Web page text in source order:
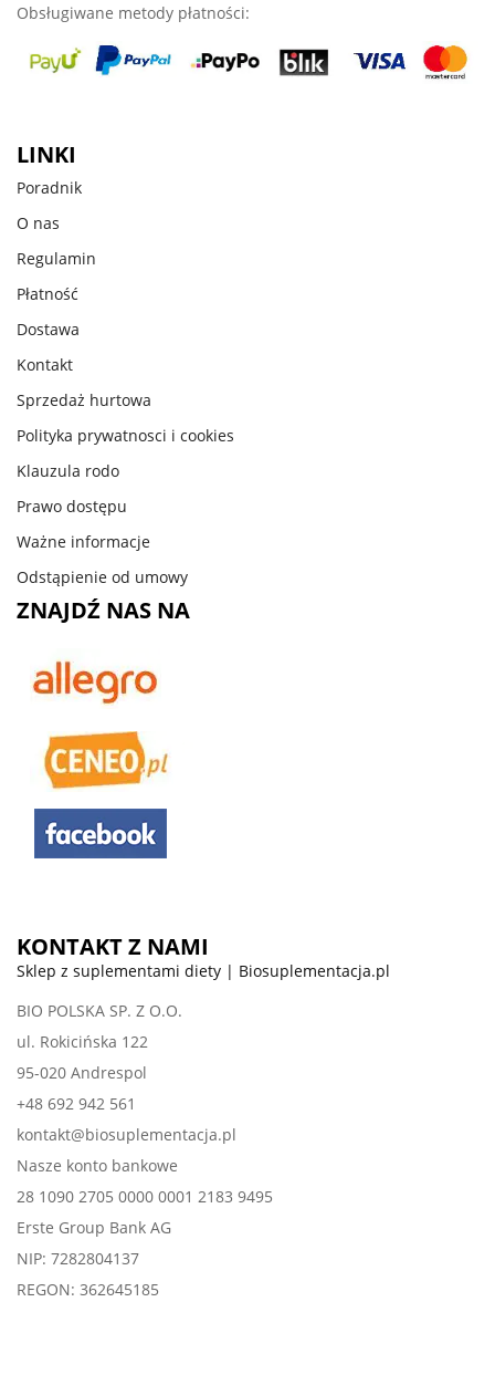
Obsługiwane metody płatności:
LINKI
Poradnik
O nas
Regulamin
Płatność
Dostawa
Kontakt
Sprzedaż hurtowa
Polityka prywatnosci i cookies
Klauzula rodo
Prawo dostępu
Ważne informacje
Odstąpienie od umowy
ZNAJDŹ NAS NA
KONTAKT Z NAMI
Sklep z suplementami diety | Biosuplementacja.pl
BIO POLSKA SP. Z O.O.
ul. Rokicińska 122
95-020 Andrespol
+48 692 942 561
kontakt@biosuplementacja.pl
Nasze konto bankowe
28 1090 2705 0000 0001 2183 9495
Erste Group Bank AG
NIP: 7282804137
REGON: 362645185